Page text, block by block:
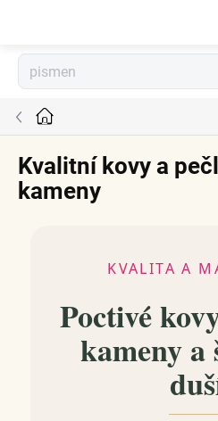
Domů
Kvalitní kovy a
kameny
KVALITA A
Poctivé
kameny a